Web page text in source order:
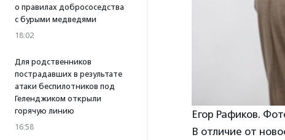
о правилах добрососедства
с бурыми медведями
18:02
Для родственников
пострадавших в результате
атаки беспилотников под
Геленджиком открыли
горячую линию
16:58
Егор Рафиков.
В отличие от